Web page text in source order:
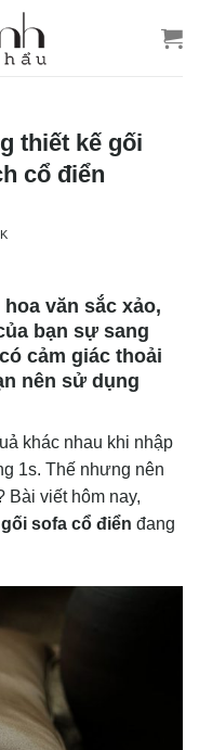
thiết kế gối
cổ điển
văn sắc xảo,
bạn sự sang
cảm giác thoải
nên sử dụng
khác nhau khi nhập
1s. Thế nhưng nên
Bài viết hôm nay,
gối sofa cổ điển đang